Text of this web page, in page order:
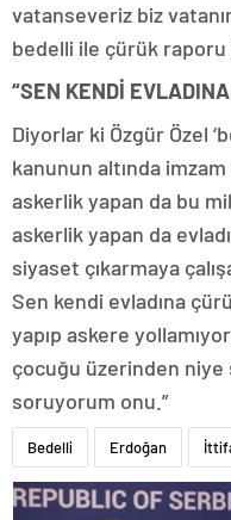
vatanseveriz biz
bedelli ile çürük raporu
“SEN KENDİ
Diyorlar ki Özgür Özel
kanunun altında
askerlik yapan da bu
askerlik yapan da
siyaset çıkarmaya
Sen kendi evladına
yapıp askere
çocuğu üzerinden niye
soruyorum onu.”
Bedelli Erdoğan